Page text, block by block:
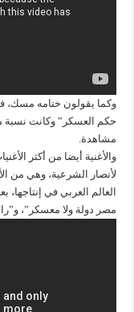
وكما يقولون ختامه مسك،
مشاهدة.
والأغنية أيضا من أكثر
لأنصار الشرعية، وهي من
العالم العربي في
مصر دولة ولا معسكر”،